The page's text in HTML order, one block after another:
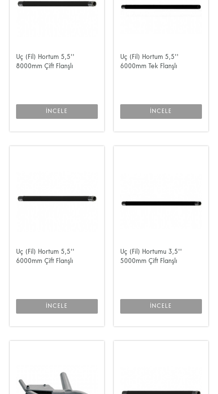
Uç (Fil) Hortum 5,5''
8000mm Çift Flanşlı
İNCELE
Uç (Fil) Hortum 5,5''
6000mm Tek Flanşlı
İNCELE
Uç (Fil) Hortum 5,5''
6000mm Çift Flanşlı
İNCELE
Uç (Fil) Hortumu 3,5''
5000mm Çift Flanşlı
İNCELE